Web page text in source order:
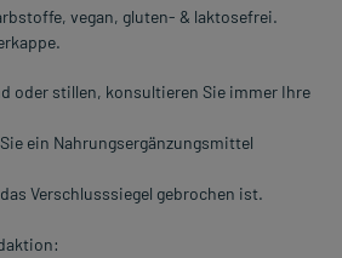
vegan, gluten- & laktosefrei.
oder stillen, konsultieren Sie immer Ihre
ein Nahrungsergänzungsmittel
Verschlusssiegel gebrochen ist.